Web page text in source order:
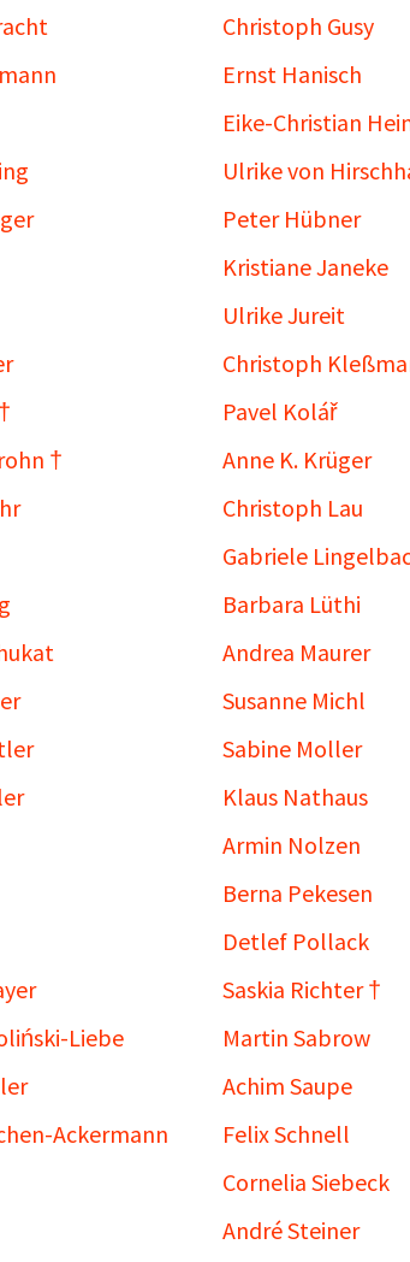
Christoph Gusy
Ernst Hanisch
Eike-Christian
Ulrike von
Peter Hübner
Kristiane Janeke
Ulrike Jureit
Christoph
Pavel Kolář
† Anne K. Krüger
Christoph Lau
Gabriele
Barbara Lüthi
Andrea Maurer
Susanne Michl
Sabine Moller
Klaus Nathaus
Armin Nolzen
Berna Pekesen
Detlef Pollack
Saskia Richter †
Liebe Martin Sabrow
Achim Saupe
Ackermann Felix Schnell
Cornelia Siebeck
André Steiner